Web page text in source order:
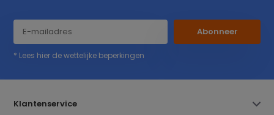
Abonneer
* Lees hier de wettelijke beperkingen
Klantenservice